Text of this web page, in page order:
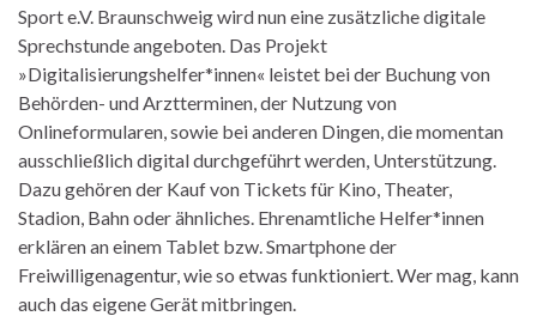
Sport e.V. Braunschweig wird nun eine zusätzliche digitale
Sprechstunde angeboten. Das Projekt
»Digitalisierungshelfer*innen« leistet bei der Buchung von
Behörden- und Arztterminen, der Nutzung von
Onlineformularen, sowie bei anderen Dingen, die momentan
ausschließlich digital durchgeführt werden, Unterstützung.
Dazu gehören der Kauf von Tickets für Kino, Theater,
Stadion, Bahn oder ähnliches. Ehrenamtliche Helfer*innen
erklären an einem Tablet bzw. Smartphone der
Freiwilligenagentur, wie so etwas funktioniert. Wer mag, kann
auch das eigene Gerät mitbringen.